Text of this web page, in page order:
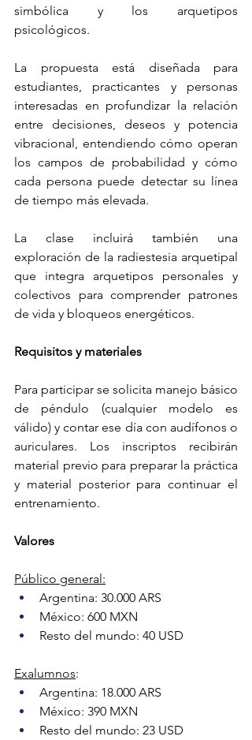
simbólica y los arquetipos
psicológicos.
La propuesta está diseñada para
estudiantes, practicantes y personas
interesadas en profundizar la relación
entre decisiones, deseos y potencia
vibracional, entendiendo cómo operan
los campos de probabilidad y cómo
cada persona puede detectar su línea
de tiempo más elevada.
La clase incluirá también una
exploración de la radiestesia arquetipal
que integra arquetipos personales y
colectivos para comprender patrones
de vida y bloqueos energéticos.
Requisitos y materiales
Para participar se solicita manejo básico
de péndulo (cualquier modelo es
válido) y contar ese día con audífonos o
auriculares. Los inscriptos recibirán
material previo para preparar la práctica
y material posterior para continuar el
entrenamiento.
Valores
Público general:
Argentina: 30.000 ARS
México: 600 MXN
Resto del mundo: 40 USD
Exalumnos:
Argentina: 18.000 ARS
México: 390 MXN
Resto del mundo: 23 USD